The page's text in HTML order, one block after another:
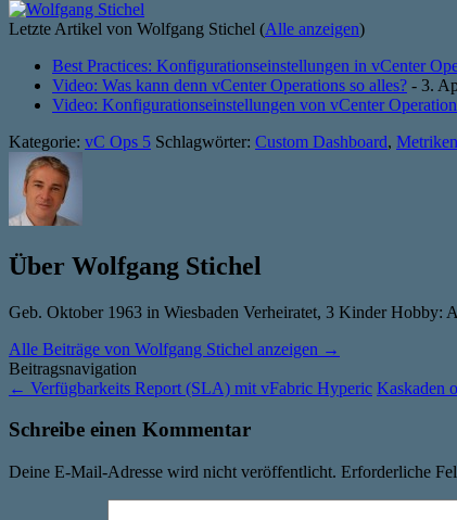
Letzte Artikel von Wolfgang Stichel (Alle anzeigen)
Best Practices: Konfigurationseinstellungen in vCenter
Video: Was kann denn vCenter Operations so alles? - 3.
Video: Konfigurationseinstellungen von vCenter
Kategorie: vC Ops 5 Schlagwörter: Custom Dashboard, Metriken
Über Wolfgang Stichel
Geb. Oktober 1963 in Wiesbaden Verheiratet, 3 Kinder
Alle Beiträge von Wolfgang Stichel anzeigen →
Beitragsnavigation
← Verfügbarkeits Report (SLA) mit vFabric Hyperic Kaskaden
Schreibe einen Kommentar
Deine E-Mail-Adresse wird nicht veröffentlicht. Erforderliche